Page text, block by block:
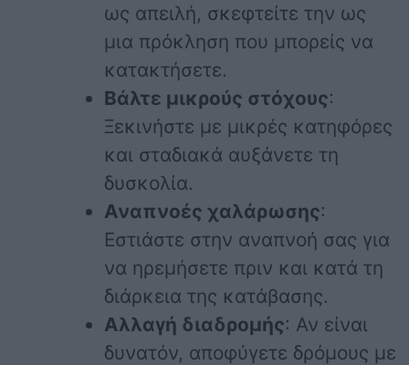
ως απειλή, σκεφτείτε την ως
μια πρόκληση που μπορείς να
κατακτήσετε.
Βάλτε μικρούς στόχους:
Ξεκινήστε με μικρές κατηφόρες
και σταδιακά αυξάνετε τη
δυσκολία.
Αναπνοές χαλάρωσης:
Εστιάστε στην αναπνοή σας για
να ηρεμήσετε πριν και κατά τη
διάρκεια της κατάβασης.
Αλλαγή διαδρομής: Αν είναι
δυνατόν, αποφύγετε δρόμους με